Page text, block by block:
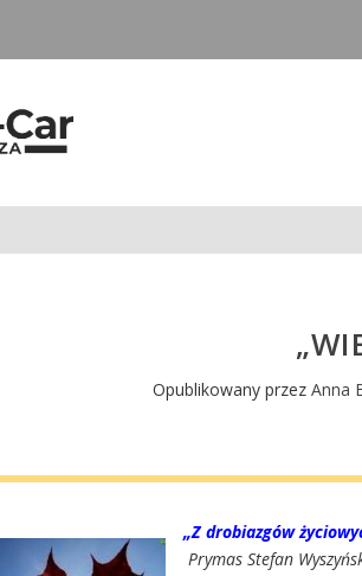
Opublikowany przezAnna
„Z drobiazgów
Prymas Stefan